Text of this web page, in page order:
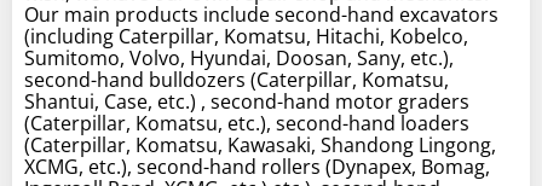
Our main products include second-hand excavators
(including Caterpillar, Komatsu, Hitachi, Kobelco,
Sumitomo, Volvo, Hyundai, Doosan, Sany, etc.),
second-hand bulldozers (Caterpillar, Komatsu,
Shantui, Case, etc.) , second-hand motor graders
(Caterpillar, Komatsu, etc.), second-hand loaders
(Caterpillar, Komatsu, Kawasaki, Shandong Lingong,
XCMG, etc.), second-hand rollers (Dynapex, Bomag,